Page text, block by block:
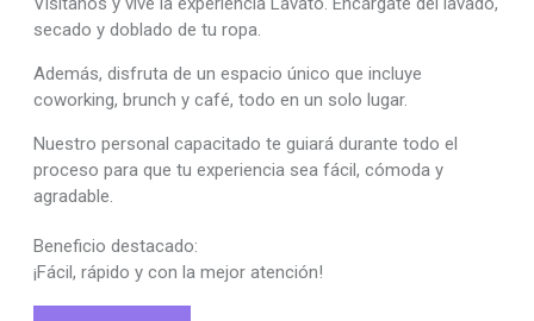
secado y doblado de tu ropa.
Además, disfruta de un espacio único que incluye
coworking, brunch y café, todo en un solo lugar.
Nuestro personal capacitado te guiará durante todo el
proceso para que tu experiencia sea fácil, cómoda y
agradable.
Beneficio destacado:
¡Fácil, rápido y con la mejor atención!